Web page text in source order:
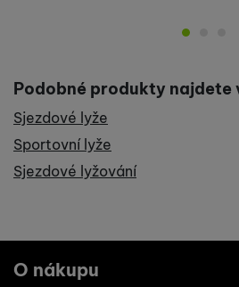
Podobné produkty najdete
Sjezdové lyže
Sportovní lyže
Sjezdové lyžování
O nákupu